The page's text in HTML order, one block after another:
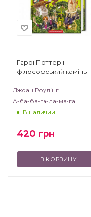
Гаррі Поттер і
філософський камінь
Джоан Роулінг
А-ба-ба-га-ла-ма-га
В наличии
420 грн
В КОРЗИНУ